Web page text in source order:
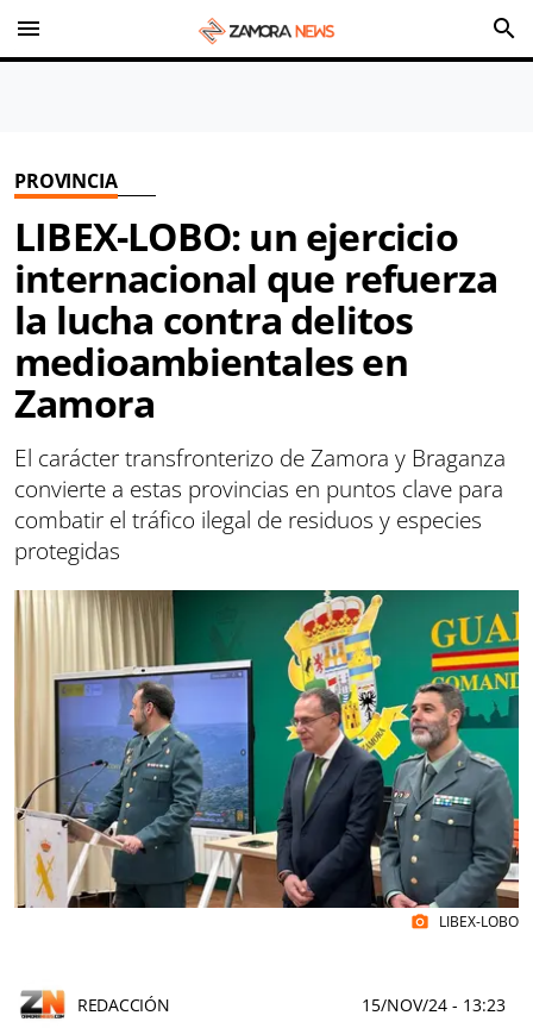
menu search
PROVINCIA
LIBEX-LOBO: un ejercicio
internacional que refuerza
la lucha contra delitos
medioambientales en
Zamora
El carácter transfronterizo de Zamora y Braganza
convierte a estas provincias en puntos clave para
combatir el tráfico ilegal de residuos y especies
protegidas
photo_camera LIBEX-LOBO
REDACCIÓN 15/NOV/24 - 13:23